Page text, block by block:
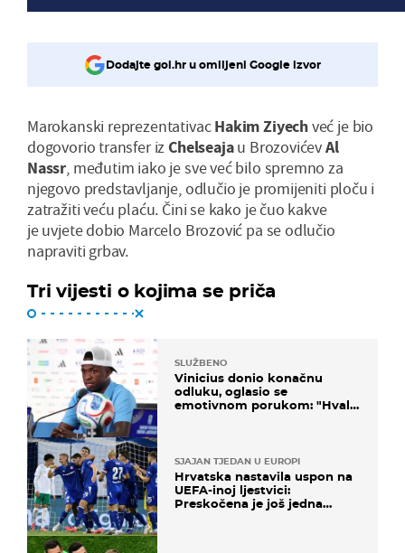
Dodajte gol.hr u omiljeni Google izvor
Marokanski reprezentativacHakimZiyechveć je bio
dogovorio transfer izChelseajau BrozovićevAl
Nassr, međutim iako je sve već bilo spremno za
njegovo predstavljanje, odlučio je promijeniti ploču i
zatražiti veću plaću. Čini se kako je čuo kakve
je uvjete dobio Marcelo Brozović pa se odlučio
napraviti grbav.
Tri vijesti o kojima se priča
SLUŽBENO
Vinicius donio konačnu
odluku, oglasio se
emotivnom porukom: "Hvala
SJAJAN TJEDAN U EUROPI
Hrvatska nastavila uspon na
UEFA-inoj ljestvici:
Preskočena je još jedna